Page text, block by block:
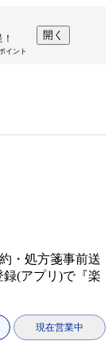
イント
開く
・処方箋事前送
(アプリ)で『楽
現在営業中